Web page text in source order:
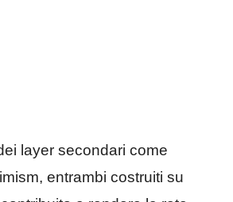
layer secondari come
entrambi costruiti su